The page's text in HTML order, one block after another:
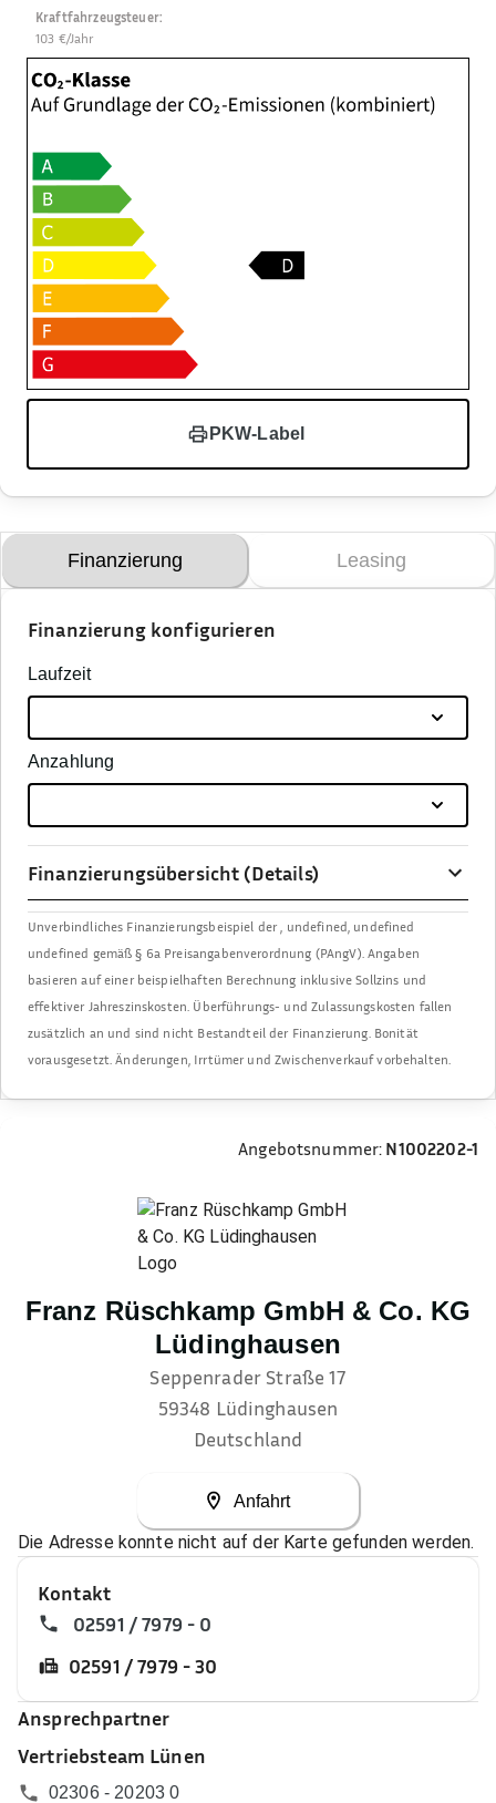
Kraftfahrzeugsteuer:
103 €/Jahr
PKW-Label
Finanzierung Leasing
Finanzierung konfigurieren
Laufzeit
Anzahlung
Finanzierungsübersicht (Details)
Unverbindliches Finanzierungsbeispiel der, undefined, undefined
undefined gemäß § 6a Preisangabenverordnung (PAngV). Angaben
basieren auf einer beispielhaften Berechnung inklusive Sollzins und
effektiver Jahreszinskosten. Überführungs- und Zulassungskosten fallen
zusätzlich an und sind nicht Bestandteil der Finanzierung. Bonität
vorausgesetzt. Änderungen, Irrtümer und Zwischenverkauf vorbehalten.
Angebotsnummer: N1002202-1
Franz Rüschkamp GmbH & Co. KG
Lüdinghausen
Seppenrader Straße 17
59348 Lüdinghausen
Deutschland
Anfahrt
Die Adresse konnte nicht auf der Karte gefunden werden.
Kontakt
02591 / 7979 - 0
02591 / 7979 - 30
Ansprechpartner
Vertriebsteam Lünen
02306 - 20203 0